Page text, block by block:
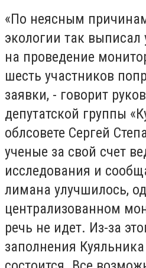
«По неясным
экологии так выписал
на проведение
шесть участников
заявки, - говорит
депутатской группы
облсовете Сергей
ученые за свой счет
исследования и
лимана улучшилось,
централизованном
речь не идет. Из-за
заполнения